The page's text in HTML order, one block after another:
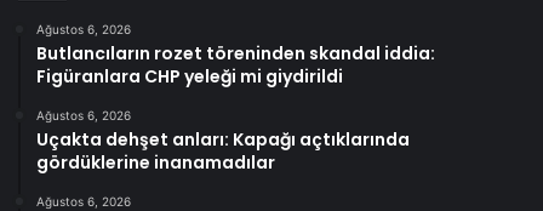
Ağustos 6, 2026
Butlancıların rozet töreninden skandal iddia:
Figüranlara CHP yeleği mi giydirildi
Ağustos 6, 2026
Uçakta dehşet anları: Kapağı açtıklarında
gördüklerine inanamadılar
Ağustos 6, 2026